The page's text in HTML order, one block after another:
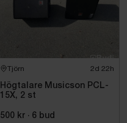
Tjörn 2d 22h
Högtalare Musicson PCL-
15X, 2 st
500 kr · 6 bud